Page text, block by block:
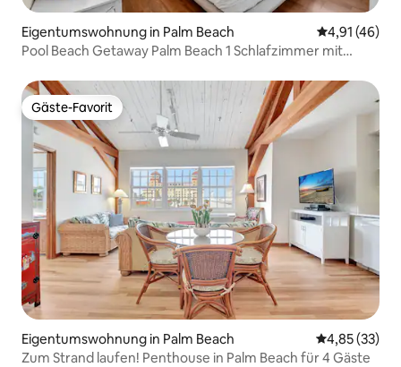
Eigentumswohnung in Palm Beach
4,91 (46)
Pool Beach Getaway Palm Beach 1 Schlafzimmer mit
Gäste-Favorit
Gäste-Favorit
Eigentumswohnung in Palm Beach
4,85 (33)
Zum Strand laufen! Penthouse in Palm Beach für 4 Gäste